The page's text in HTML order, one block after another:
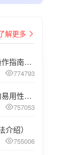
解更多
座机呼叫转移如何取消？详细操作指南介绍
774793
云呼试用三分钟（体验到系统的易用性和高效性）
757053
绍）
755006